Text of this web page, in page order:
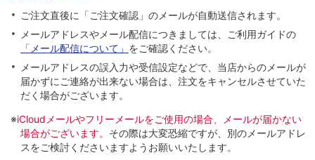
ご注文直後に「ご注文確認」のメールが自動送信されます。
メールアドレスやメール配信につきましては、ご利用ガイドの
「メール配信について」 をご確認ください。
メールアドレスの誤入力や受信設定などで、当店からのメールが
届かずにご連絡が出来ない場合は、注文をキャンセルさせていた
だく場合がございます。
※iCloudメールやフリーメールをご使用の場合、メールが届かない
場合がございます。 その際は大変恐縮ですが、別のメールアドレ
スをご検討くださいますようお願いいたします。